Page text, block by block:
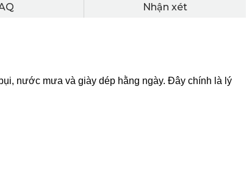
Nhận xét
nước mưa và giày dép hằng ngày. Đây chính là lý